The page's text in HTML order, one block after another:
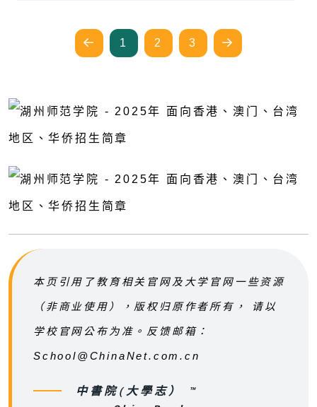
1 2 3
本页引用了教育相关官网及大学官网一些资源
（非商业使用），版权归原作者所有， 请以
学校官网公布为准。反馈邮箱：
School@ChinaNet.com.cn
中書院(大學志） ™